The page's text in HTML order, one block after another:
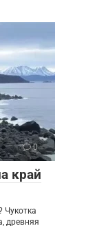
0
край
Чукотка
древняя